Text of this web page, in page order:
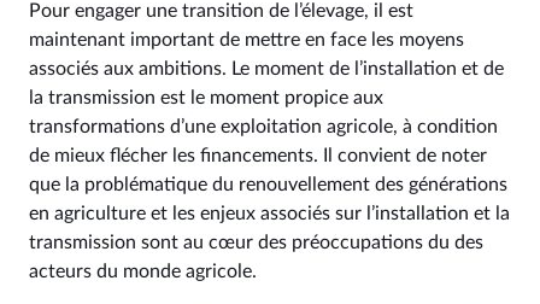
Pour engager une transition de l’élevage, il est
maintenant important de mettre en face les moyens
associés aux ambitions. Le moment de l’installation et de
la transmission est le moment propice aux
transformations d’une exploitation agricole, à condition
de mieux flécher les financements. Il convient de noter
que la problématique du renouvellement des générations
en agriculture et les enjeux associés sur l’installation et la
transmission sont au cœur des préoccupations du des
acteurs du monde agricole.